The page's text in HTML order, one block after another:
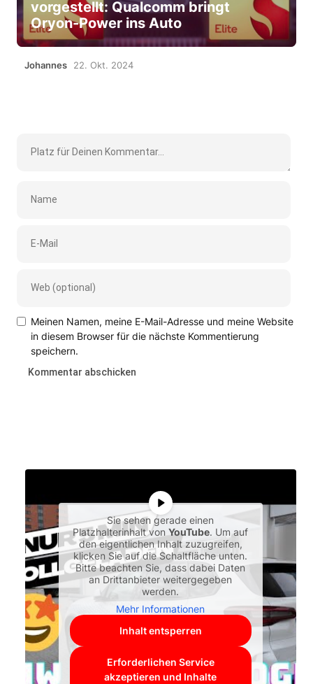
vorgestellt: Qualcomm bringt
Oryon-Power ins Auto
Johannes 22. Okt. 2024
Meinen Namen, meine E-Mail-Adresse und meine Website
in diesem Browser für die nächste Kommentierung
speichern.
Sie sehen gerade einen
Platzhalterinhalt vonYouTube. Um auf
den eigentlichen Inhalt zuzugreifen,
klicken Sie auf die Schaltfläche unten.
Bitte beachten Sie, dass dabei Daten
an Drittanbieter weitergegeben
werden.
Mehr Informationen
Inhalt entsperren
Erforderlichen Service
akzeptieren und Inhalte